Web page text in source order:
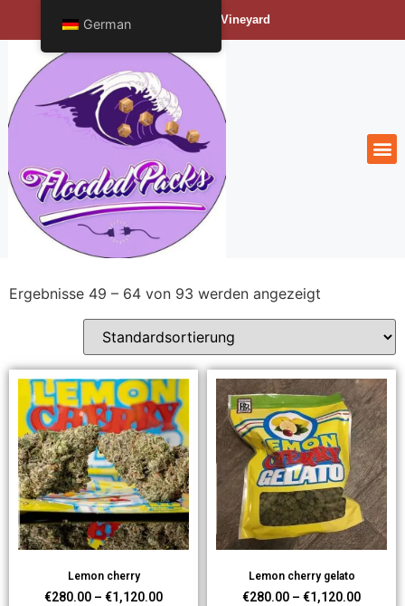
Bengals Vineyard
Ergebnisse 49 – 64 von 93 werden angezeigt
Lemon cherry
€280.00 – €1,120.00
Lemon cherry gelato
€280.00 – €1,120.00
German